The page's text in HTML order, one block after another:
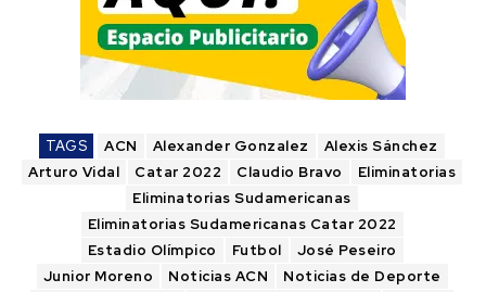
TAGS ACN Alexander Gonzalez
Alexis Sánchez
Arturo Vidal
Catar 2022 Claudio Bravo
Eliminatorias
Eliminatorias Sudamericanas
Eliminatorias Sudamericanas Catar 2022
Estadio Olímpico
Futbol
José Peseiro
Junior Moreno
Noticias ACN
Noticias de Deporte